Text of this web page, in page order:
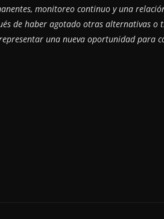
monitoreo continuo y una
de haber agotado otras alternativas o
una nueva oportunidad para